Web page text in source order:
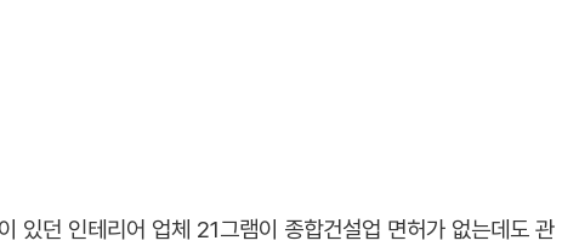
있던 인테리어 업체 21그램이 종합건설업 면허가 없는데도 관